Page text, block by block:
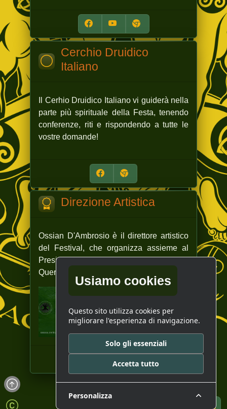
Cerchio Druidico
Italiano
Il Cerhio Druidico Italiano vi guiderà nella
parte più spirituale della Festa, tenendo
conferenze, riti e rispondendo a tutte le
vostre domande!
Direzione Artistica
Ossian D'Ambrosio è il direttore artistico
del Festival, che organizza assieme al
Presidente dell'Associazione Antica
Quercia.
Usiamo cookies
Questo sito utilizza cookies per
migliorare l'esperienza di navigazione.
Solo gli essenziali
Accetta tutto
Personalizza